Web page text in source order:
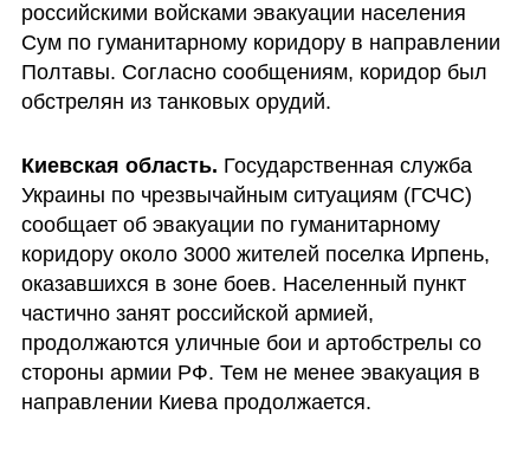
российскими войсками эвакуации населения
Сум по гуманитарному коридору в направлении
Полтавы. Согласно сообщениям, коридор был
обстрелян из танковых орудий.
Киевская область. Государственная служба
Украины по чрезвычайным ситуациям (ГСЧС)
сообщает об эвакуации по гуманитарному
коридору около 3000 жителей поселка Ирпень,
оказавшихся в зоне боев. Населенный пункт
частично занят российской армией,
продолжаются уличные бои и артобстрелы со
стороны армии РФ. Тем не менее эвакуация в
направлении Киева продолжается.